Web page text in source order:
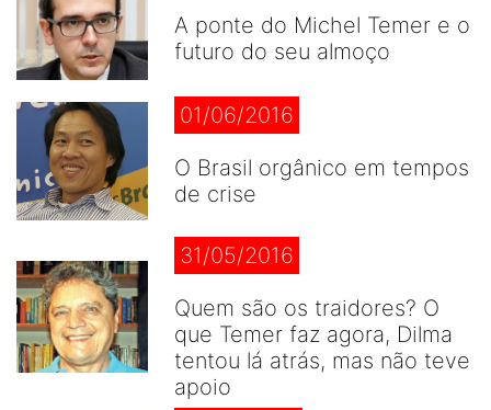
A ponte do Michel Temer e o
futuro do seu almoço
01/06/2016
O Brasil orgânico em tempos
de crise
31/05/2016
Quem são os traidores? O
que Temer faz agora, Dilma
tentou lá atrás, mas não teve
apoio